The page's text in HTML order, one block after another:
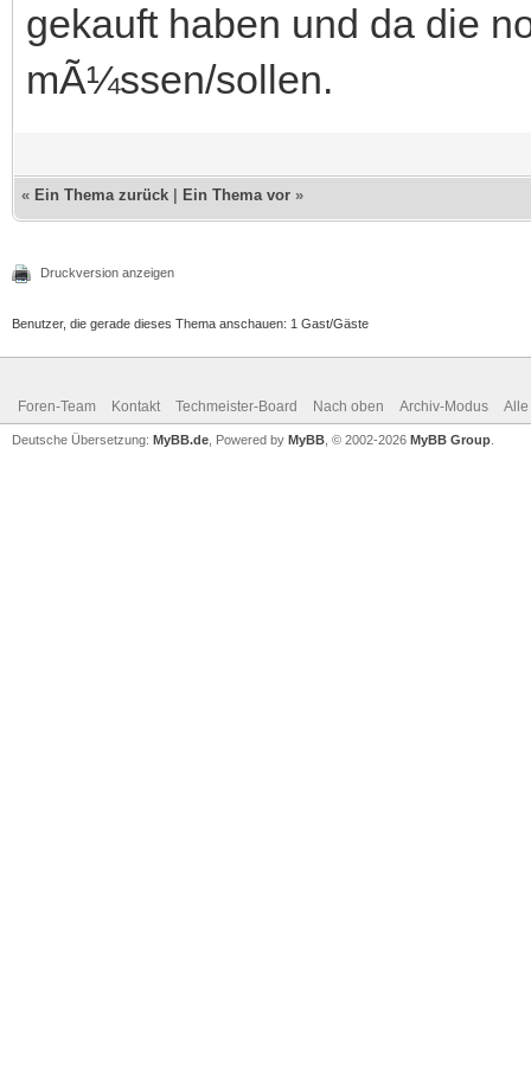
gekauft haben und da die
mÃ¼ssen/sollen.
« Ein Thema zurück Ein Thema vor »
Druckversion anzeigen
Benutzer, die gerade dieses Thema anschauen: 1 Gast/Gäste
Foren-Team Kontakt Techmeister-Board Nach oben Archiv-Modus Alle
Deutsche Übersetzung: MyBB.de , Powered by MyBB , © 2002-2026 MyBB Group